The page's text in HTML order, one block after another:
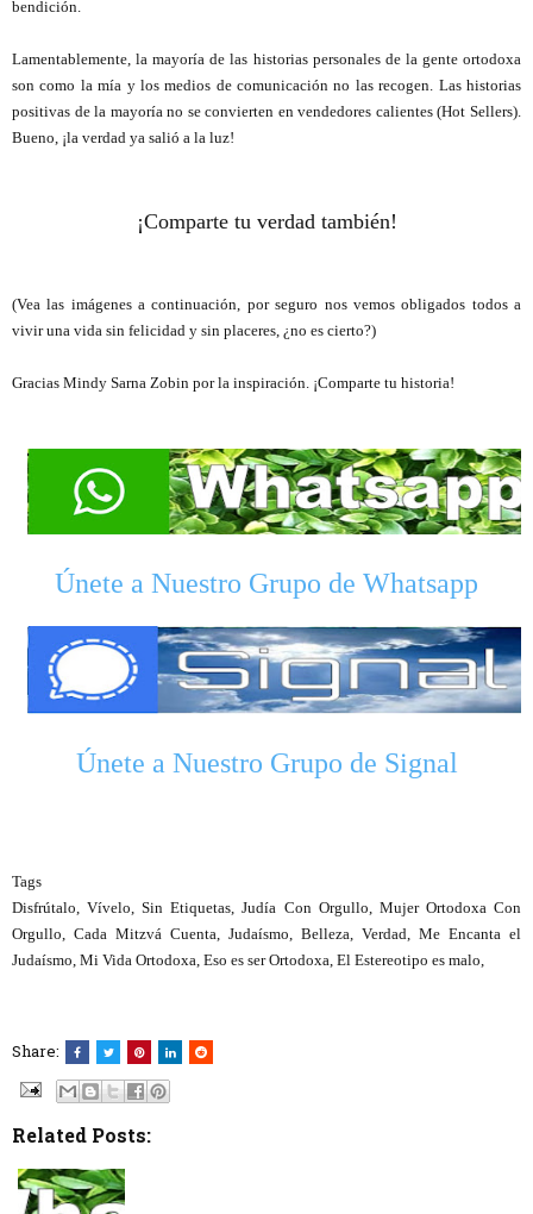
bendición.
Lamentablemente, la mayoría de las historias personales de la gente ortodoxa
son como la mía y los medios de comunicación no las recogen. Las historias
positivas de la mayoría no se convierten en vendedores calientes (Hot Sellers).
Bueno, ¡la verdad ya salió a la luz!
¡Comparte tu verdad también!
(Vea las imágenes a continuación, por seguro nos vemos obligados todos a
vivir una vida sin felicidad y sin placeres, ¿no es cierto?)
Gracias Mindy Sarna Zobin por la inspiración. ¡Comparte tu historia!
Únete a Nuestro Grupo de Whatsapp
Únete a Nuestro Grupo de Signal
Tags
Disfrútalo, Vívelo, Sin Etiquetas, Judía Con Orgullo, Mujer Ortodoxa Con
Orgullo, Cada Mitzvá Cuenta, Judaísmo, Belleza, Verdad, Me Encanta el
Judaísmo, Mi Vida Ortodoxa, Eso es ser Ortodoxa, El Estereotipo es malo,
Share:
Related Posts: